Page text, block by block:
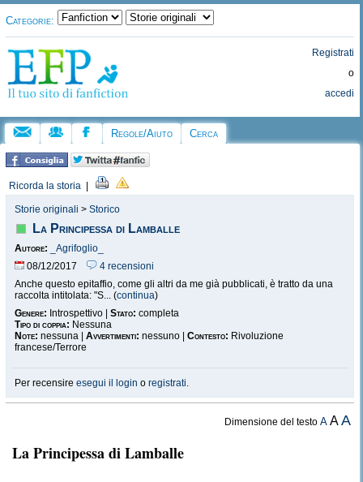
Categorie:
Registrati
o
accedi
Regole/Aiuto Cerca
Ricorda la storia
Storie originali > Storico
La Principessa di Lamballe
Autore:
_Agrifoglio_
08/12/2017
4 recensioni
Anche questo epitaffio, come gli altri da me già pubblicati, è tratto da una
raccolta intitolata: "S... (continua)
Genere: Introspettivo | Stato: completa
Tipo di coppia: Nessuna
Note: nessuna | Avvertimenti: nessuno | Contesto: Rivoluzione
francese/Terrore
Per recensire esegui il login o registrati.
Dimensione del testoA AA
La Principessa di Lamballe